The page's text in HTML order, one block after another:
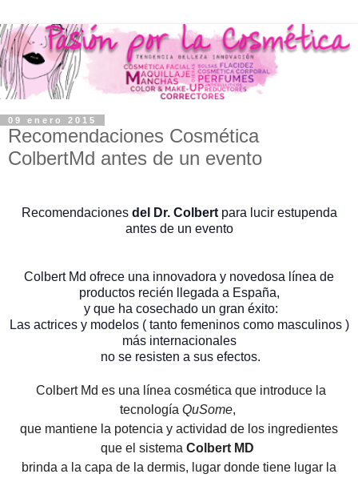
09 enero 2015
Recomendaciones Cosmética
ColbertMd antes de un evento
Recomendacionesdel Dr. Colbertpara lucir estupenda
antes de un evento
Colbert Md ofrece una innovadora y novedosa línea de
productos recién llegada a España,
y que ha cosechado un gran éxito:
Las actrices y modelos ( tanto femeninos como masculinos )
más internacionales
no se resisten a sus efectos.
Colbert Md es una línea cosmética que introduce la
tecnología QuSome,
que mantiene la potencia y actividad de los ingredientes
que el sistema Colbert MD
brinda a la capa de la dermis, lugar donde tiene lugar la